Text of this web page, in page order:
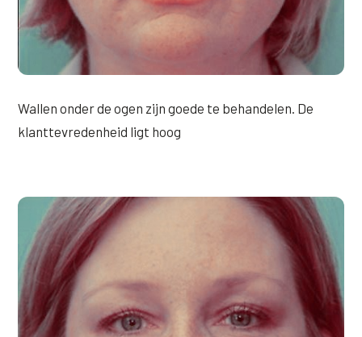
XL Hair
Alle behandelingen →
Wallen onder de ogen zijn goede te behandelen. De
klanttevredenheid ligt hoog